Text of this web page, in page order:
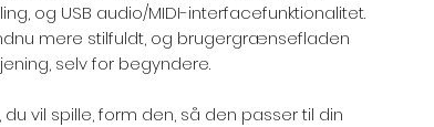
og USB audio/MIDI-interfacefunktionalitet.
mere stilfuldt, og brugergrænsefladen
selv for begyndere.
vil spille, form den, så den passer til din